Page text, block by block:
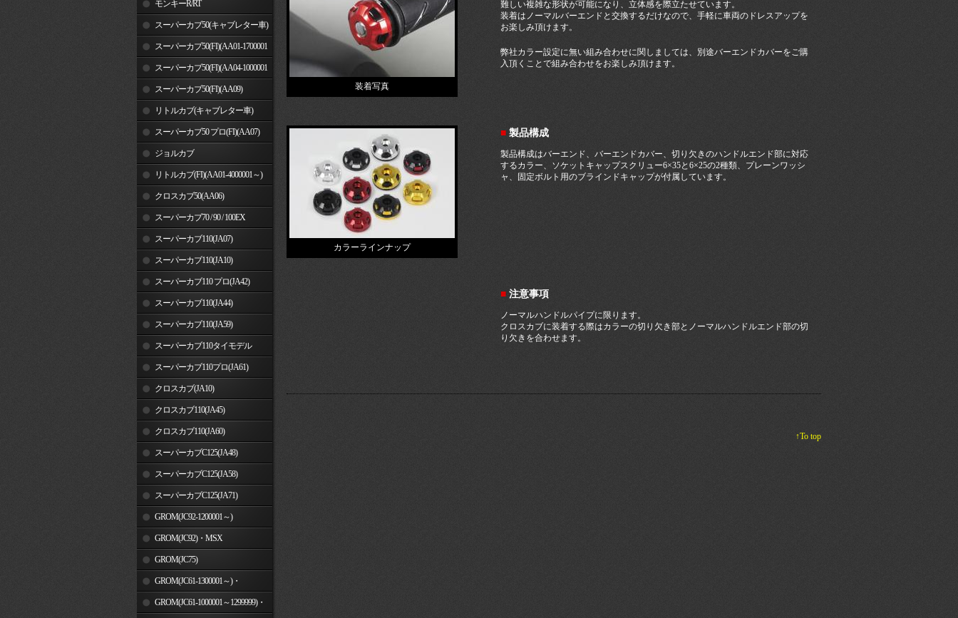
モンキーR/RT
スーパーカブ50(キャブレター車)
スーパーカブ50(FI)(AA01-1700001
～) スーパーカブ50(FI)(AA04-1000001
～) スーパーカブ50(FI)(AA09)
リトルカブ(キャブレター車)
スーパーカブ50 プロ(FI)(AA07)
ジョルカブ
リトルカブ(FI)(AA01-4000001～)
クロスカブ50(AA06)
スーパーカブ70 / 90 / 100EX
スーパーカブ110(JA07)
スーパーカブ110(JA10)
スーパーカブ110 プロ(JA42)
スーパーカブ110(JA44)
スーパーカブ110(JA59)
スーパーカブ110タイモデル
(MLHJA56)
スーパーカブ110プロ(JA61)
クロスカブ(JA10)
クロスカブ110(JA45)
クロスカブ110(JA60)
スーパーカブC125(JA48)
スーパーカブC125(JA58)
スーパーカブC125(JA71)
GROM(JC92-1200001～)
GROM(JC92)・MSX
GROM(MLHJC92)
GROM(JC75)
GROM(JC61-1300001～)・
MSX125SF
GROM(JC61-1000001～1299999)・
装着写真
難しい複雑な形状が可能になり、立体感を際立たせています。
装着はノーマルバーエンドと交換するだけなので、手軽に車両のドレスアップを
お楽しみ頂けます。
弊社カラー設定に無い組み合わせに関しましては、別途バーエンドカバーをご購
入頂くことで組み合わせをお楽しみ頂けます。
カラーラインナップ
■ 製品構成
製品構成はバーエンド、バーエンドカバー、切り欠きのハンドルエンド部に対応
するカラー、ソケットキャップスクリュー6×35と6×25の2種類、プレーンワッシ
ャ、固定ボルト用のブラインドキャップが付属しています。
■ 注意事項
ノーマルハンドルパイプに限ります。
クロスカブに装着する際はカラーの切り欠き部とノーマルハンドルエンド部の切
り欠きを合わせます。
↑To top